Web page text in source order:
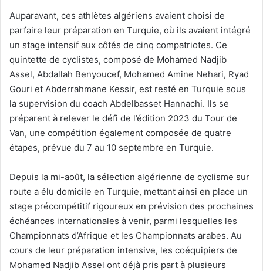
Auparavant, ces athlètes algériens avaient choisi de
parfaire leur préparation en Turquie, où ils avaient intégré
un stage intensif aux côtés de cinq compatriotes. Ce
quintette de cyclistes, composé de Mohamed Nadjib
Assel, Abdallah Benyoucef, Mohamed Amine Nehari, Ryad
Gouri et Abderrahmane Kessir, est resté en Turquie sous
la supervision du coach Abdelbasset Hannachi. Ils se
préparent à relever le défi de l’édition 2023 du Tour de
Van, une compétition également composée de quatre
étapes, prévue du 7 au 10 septembre en Turquie.
Depuis la mi-août, la sélection algérienne de cyclisme sur
route a élu domicile en Turquie, mettant ainsi en place un
stage précompétitif rigoureux en prévision des prochaines
échéances internationales à venir, parmi lesquelles les
Championnats d’Afrique et les Championnats arabes. Au
cours de leur préparation intensive, les coéquipiers de
Mohamed Nadjib Assel ont déjà pris part à plusieurs